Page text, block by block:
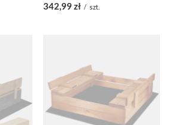
342,99 zł / szt.